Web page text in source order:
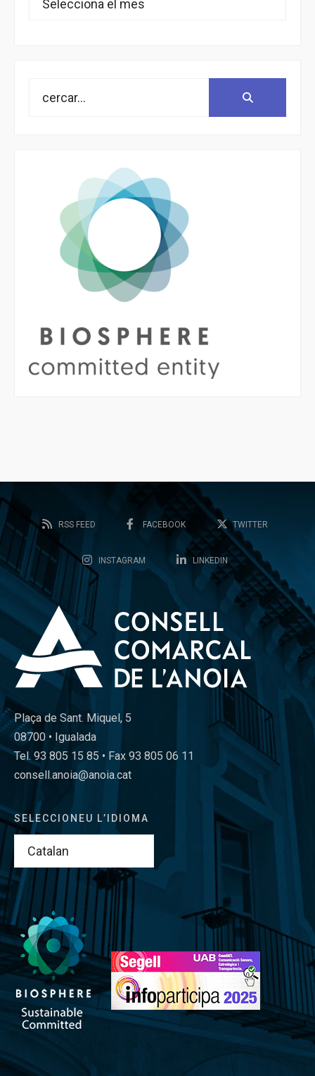
RSS FEED FACEBOOK TWITTER
INSTAGRAM LINKEDIN
Plaça de Sant. Miquel, 5
08700 • Igualada
Tel. 93 805 15 85 • Fax 93 805 06 11
consell.anoia@anoia.cat
SELECCIONEU L’IDIOMA